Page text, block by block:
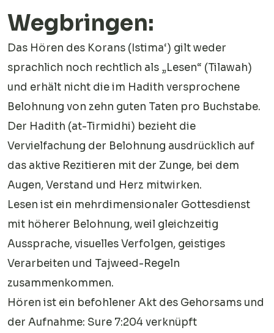
Wegbringen:
Das Hören des Korans (Istima‘) gilt weder
sprachlich noch rechtlich als „Lesen“ (Tilawah)
und erhält nicht die im Hadith versprochene
Belohnung von zehn guten Taten pro Buchstabe.
Der Hadith (at-Tirmidhi) bezieht die
Vervielfachung der Belohnung ausdrücklich auf
das aktive Rezitieren mit der Zunge, bei dem
Augen, Verstand und Herz mitwirken.
Lesen ist ein mehrdimensionaler Gottesdienst
mit höherer Belohnung, weil gleichzeitig
Aussprache, visuelles Verfolgen, geistiges
Verarbeiten und Tajweed-Regeln
zusammenkommen.
Hören ist ein befohlener Akt des Gehorsams und
der Aufnahme: Sure 7:204 verknüpft